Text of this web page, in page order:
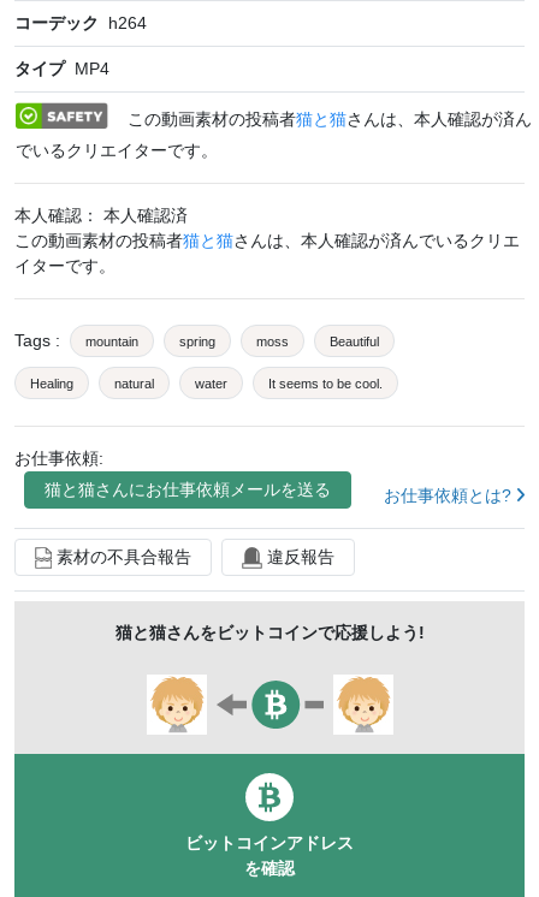
コーデック h264
タイプ MP4
この動画素材の投稿者猫と猫さんは、本人確認が済ん
でいるクリエイターです。
本人確認： 本人確認済
この動画素材の投稿者猫と猫さんは、本人確認が済んでいるクリエ
イターです。
Tags : mountain spring moss Beautiful
Healing natural water It seems to be cool.
leaf
お仕事依頼:
猫と猫さんにお仕事依頼メールを送る お仕事依頼とは?
素材の不具合報告 違反報告
猫と猫さんをビットコインで応援しよう!
ビットコインアドレス
を確認